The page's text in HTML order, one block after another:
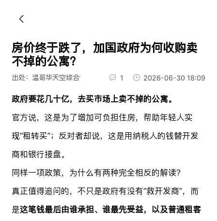
房价终于跌了，加国政府为何收购卖
不掉的公寓？
出处：温哥华天空综合 1 2026-06-30 18:09
政府要花几十亿，去买市场上卖不掉的公寓。
官方说，这是为了增加可负担住房，帮助年轻人实
现“租转买”；反对者却说，这是用纳税人的钱替开发
商和银行接盘。
同样一项政策，为什么有两种完全相反的解读？
真正值得追问的，不只是政府有没有“救开发商”，而
是这笔钱最后由谁承担、谁最先受益，以及普通租客